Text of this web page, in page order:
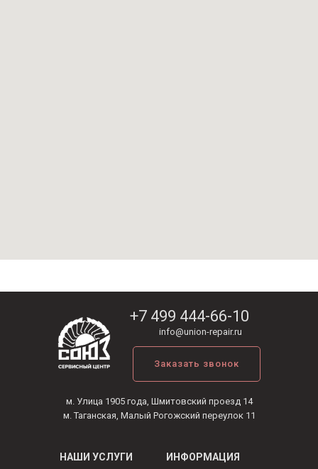
НАШИ УСЛУГИ ИНФОРМАЦИЯ
+7 499 444-66-10
Заказать звонок
м. Улица 1905 года, Шмитовский проезд 14
м. Таганская, Малый Рогожский переулок 11
info@union-repair.ru